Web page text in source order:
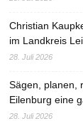
Christian
im Landkreis
28. Juli 2026
Sägen, planen,
Eilenburg eine
28. Juli 2026